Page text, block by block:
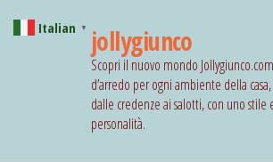
jollygiunco
Scopri il nuovo mondo
d’arredo per ogni ambiente della
dalle credenze ai salotti, con uno
personalità.
Italian ▼